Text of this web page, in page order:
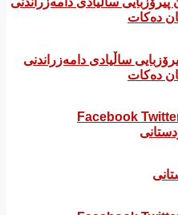
ساڵیادی دامەزراندنی
دەکات
Facebook